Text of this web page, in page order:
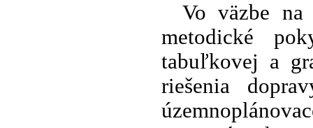
Vo väzbe na
metodické
tabuľkovej a
riešenia